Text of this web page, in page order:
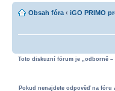
Obsah fóra ‹ iGO PRIMO
Toto diskuzní fórum je „odborně –
Pokud nenajdete odpověď na fóru